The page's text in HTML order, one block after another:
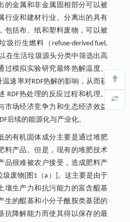
的金属和非金属固相部分可以被
行业和建材行业。分离出的具有
包括布、纸和塑料废物，可以被
衍生燃料（refuse-derived fuel,
在生活垃圾源头分类中筛选出高
过模拟实验研究最终热解温度、
速率对RDF热解的影响，从而获
RDF热处理的反应过程和机理。
市场经济竞争力和生态经济效益
后续的能源化与产业化。
的有机固体成分主要是通过堆肥
料产品。但是，现有的堆肥技术
品很难被农户接受，造成肥料产
废物[图1（a）]。这主要是由于
壤生产力和抗污能力的富含醌基
生的醌基和小分子酰胺类基团的
抗降解能力而使其得以保存的最